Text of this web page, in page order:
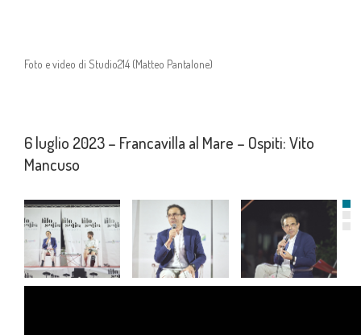
Foto e video di Studio214 (Matteo Pantalone)
6 luglio 2023 – Francavilla al Mare – Ospiti: Vito
Mancuso